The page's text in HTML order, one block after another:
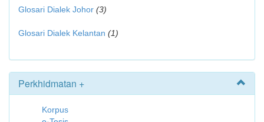
Glosari Dialek Johor (3)
Glosari Dialek Kelantan (1)
Perkhidmatan +
Korpus